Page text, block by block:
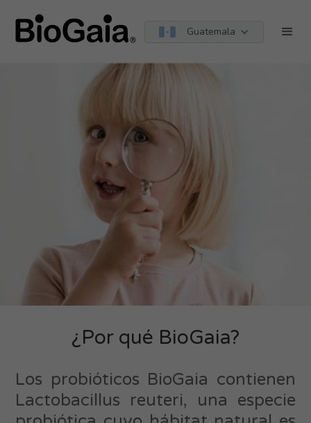
Guatemala
¿Por qué BioGaia?
Los probióticos BioGaia contienen
Lactobacillus reuteri, una especie